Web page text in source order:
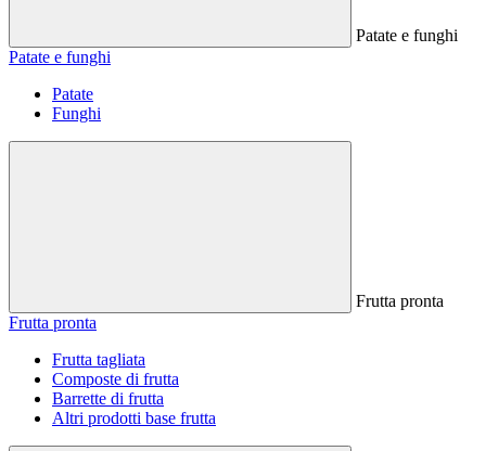
Patate e funghi
Patate e funghi
Patate
Funghi
Frutta pronta
Frutta pronta
Frutta tagliata
Composte di frutta
Barrette di frutta
Altri prodotti base frutta